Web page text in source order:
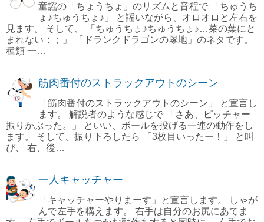
童謡の「ちょうちょ」のリズムと音程で 「ちゅうち
ょ♪ちゅうちょ♪」 と謡いながら、オロオロと左右を
見ます。 そして、 「ちゅうちょ♪ちゅうちょ♪…菜の葉にと
まれない；；」 「ドランクドラゴンの塚地」のネタです。
種類 一…
筋肉番付のストラックアウトのシーン
「筋肉番付のストラックアウトのシーン」 と宣言し
ます。 解説者のような感じで 「さあ、ピッチャー
振りかぶった。」 といい、ボールを投げる一連の動作をし
ます。 そして、振り下ろしたら 「3枚目いったー！」 と叫
び、 右、後…
一人キャッチャー
「キャッチャーやりまーす」と宣言します。 しゃが
んで左手を構えます。 右手は自分のお尻にあてま